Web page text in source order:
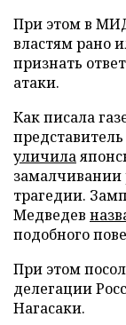
При этом в
властям рано
признать
атаки.
Как писала
уличила
трагедии.
Медведев
подобного
При этом
делегации
Нагасаки.